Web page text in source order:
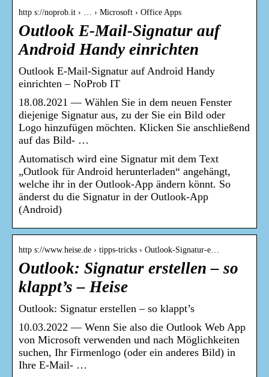
http s://noprob.it › … › Microsoft › Office Apps
Outlook E-Mail-Signatur auf
Android Handy einrichten
Outlook E-Mail-Signatur auf Android Handy
einrichten – NoProb IT
18.08.2021 — Wählen Sie in dem neuen Fenster
diejenige Signatur aus, zu der Sie ein Bild oder
Logo hinzufügen möchten. Klicken Sie anschließend
auf das Bild- …
Automatisch wird eine Signatur mit dem Text
„Outlook für Android herunterladen“ angehängt,
welche ihr in der Outlook-App ändern könnt. So
änderst du die Signatur in der Outlook-App
(Android)
http s://www.heise.de › tipps-tricks › Outlook-Signatur-e…
Outlook: Signatur erstellen – so
klappt’s – Heise
Outlook: Signatur erstellen – so klappt’s
10.03.2022 — Wenn Sie also die Outlook Web App
von Microsoft verwenden und nach Möglichkeiten
suchen, Ihr Firmenlogo (oder ein anderes Bild) in
Ihre E-Mail- …